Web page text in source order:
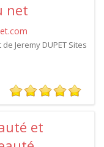
net
Jeremy DUPET Sites
et